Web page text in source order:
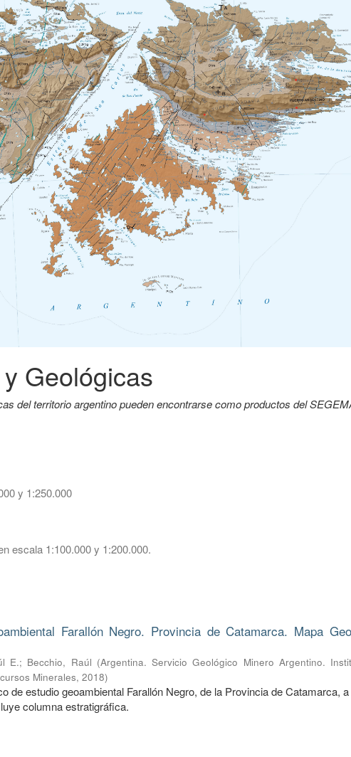
Geológicas
del territorio argentino pueden encontrarse como productos del
y 1:250.000
escala 1:100.000 y 1:200.000.
Farallón Negro. Provincia de Catamarca. Mapa
E.; Becchio, Raúl (Argentina. Servicio Geológico Minero Argentino.
Minerales,2018)
de estudio geoambiental Farallón Negro, de la Provincia de Catamarca,
columna estratigráfica.